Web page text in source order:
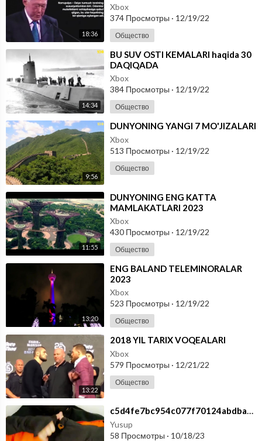
18:36
Xbox
374 Просмотры · 12/19/22
Общество
14:34
⁣BU SUV OSTI KEMALARI haqida 30
DAQIQADA
Xbox
384 Просмотры · 12/19/22
Общество
9:56
⁣DUNYONING YANGI 7 MO'JIZALARI
Xbox
513 Просмотры · 12/19/22
Общество
11:55
⁣DUNYONING ENG KATTA
MAMLAKATLARI 2023
Xbox
430 Просмотры · 12/19/22
Общество
13:20
⁣ENG BALAND TELEMINORALAR
2023
Xbox
523 Просмотры · 12/19/22
Общество
13:22
⁣2018 YIL TARIX VOQEALARI
Xbox
579 Просмотры · 12/21/22
Общество
⁣c5d4fe7bc954c077f70124abdba6f64b
Yusup
58 Просмотры · 10/18/23